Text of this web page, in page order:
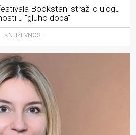
Bookstan istražilo ulogu
u “gluho doba”
KNJIŽEVNOST